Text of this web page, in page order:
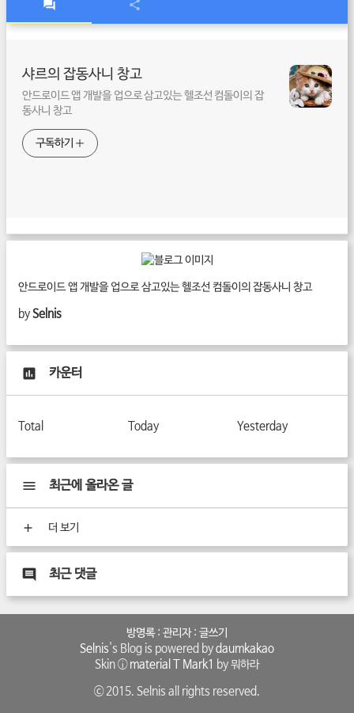
샤르의 잡동사니 창고
안드로이드 앱 개발을 업으로 삼고있는 헬조선 컴돌이의 잡
동사니 창고
구독하기
안드로이드 앱 개발을 업으로 삼고있는 헬조선 컴돌이의 잡동사니 창고
bySelnis
카운터
Total Today Yesterday
최근에 올라온 글
더 보기
최근 댓글
방명록: 관리자: 글쓰기
Selnis's Blog is powered bydaumkakao
Skin ⓘmaterial T Mark1 by 뭐하라
ⓒ 2015. Selnis all rights reserved.